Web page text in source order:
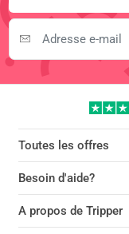
Toutes les offres
Besoin d'aide?
A propos de Tripper